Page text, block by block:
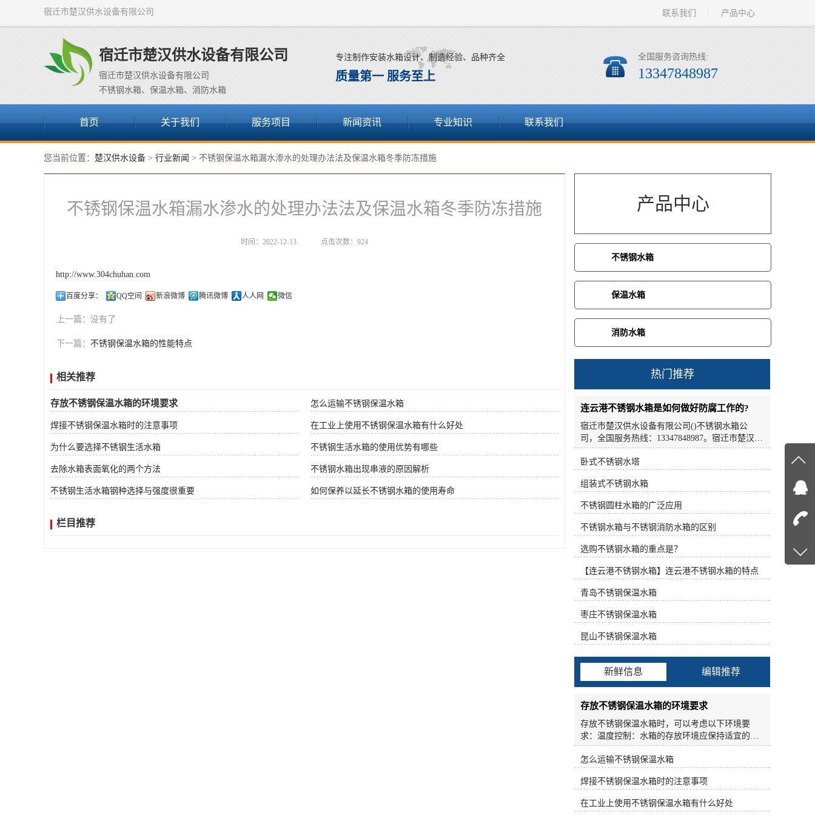
宿迁市楚汉供水设备有限公司 联系我们 产品中心
宿迁市楚汉供水设备有限公司
宿迁市楚汉供水设备有限公司
不锈钢水箱、保温水箱、消防水箱
专注制作安装水箱设计、制造经验、品种齐全
质量第一 服务至上
全国服务咨询热线:
13347848987
首页 关于我们 服务项目 新闻资讯 专业知识 联系我们
您当前位置： 楚汉供水设备 > 行业新闻 > 不锈钢保温水箱漏水渗水的处理办法法及保温水箱冬季防冻措施
不锈钢保温水箱漏水渗水的处理办法法及保温水箱冬季防冻措施
时间：2022-12-13 点击次数：924
http://www.304chuhan.com
百度分享： QQ空间 新浪微博 腾讯微博 人人网 微信
上一篇： 没有了
下一篇： 不锈钢保温水箱的性能特点
相关推荐
存放不锈钢保温水箱的环境要求 怎么运输不锈钢保温水箱
焊接不锈钢保温水箱时的注意事项 在工业上使用不锈钢保温水箱有什么好处
为什么要选择不锈钢生活水箱 不锈钢生活水箱的使用优势有哪些
去除水箱表面氧化的两个方法 不锈钢水箱出现串液的原因解析
不锈钢生活水箱钢种选择与强度很重要 如何保养以延长不锈钢水箱的使用寿命
栏目推荐
产品中心
不锈钢水箱
保温水箱
消防水箱
热门推荐
连云港不锈钢水箱是如何做好防腐工作的?
宿迁市楚汉供水设备有限公司()不锈钢水箱公
司，全国服务热线：13347848987。宿迁市楚汉供
水设备有限公司批量供应不锈钢水箱。不锈钢水
箱是如何做好防腐工作的?接下来小编就为大家简
店、办公室、公寓、科研教学楼、食品加工、医
疗卫生、电子工业等水质要求较高的场所。不锈
钢水箱是继玻璃水箱之后的新一代储水设备。产
品采用全不锈钢板制造，美观、经济、实用，主
体性能良好。与其它水箱相比，不锈钢高位水箱
具有重量轻、强度高、耐腐蚀、耐高温、水质洁
净、抗渗、抗震、不结青苔、安装方便、无需维
护、清洗方便等优点。不锈钢表面处理技术主要
表面着色。表面增白处理：不锈钢在加工过程
中，经过卷取、封边、焊接或人工表面加热处
理，不锈钢管、不锈钢棒、不锈钢丝、不锈钢消
防水箱产生黑色氧化皮。这种坚硬的灰黑色氧化
皮主要由NiCr2O4和NiFeO4组成，以前常用氢氟
酸和硝酸作强腐蚀去除。但这种方法成本高，污
染环境，对人体有害，腐蚀性强，逐步消除。目
前，氧化皮的治疗主要有两种方法。不锈钢水箱
源。水箱周围(>500mm)检修空间无污染。充水2-
3h，罐体无明显变形，焊缝合格，无渗漏。在使
用、维修和维护水箱管道时，不要对管道进出口
施加过大的负荷。不要将阀门和大口径管道的重
量直接施加到水箱喷嘴上，必要时应设置管支
架：焊管的胀缩和振动必须安装柔性伸缩接头。
冲压不锈钢板焊接水箱是由不锈钢板冲压出的钢
筋和不锈钢焊接带一体而成。结构简单，强度
好，可生产大容量水箱。由于箱体采用不锈钢板
卧式不锈钢水塔
组装式不锈钢水箱
不锈钢圆柱水箱的广泛应用
不锈钢水箱与不锈钢消防水箱的区别
选购不锈钢水箱的重点是？
【连云港不锈钢水箱】连云港不锈钢水箱的特点
青岛不锈钢保温水箱
枣庄不锈钢保温水箱
昆山不锈钢保温水箱
新鲜信息 编辑推荐
存放不锈钢保温水箱的环境要求
存放不锈钢保温水箱时，可以考虑以下环境要
求：温度控制：水箱的存放环境应保持适宜的温
度，避免过高或过低温度对不锈钢和保温材料产
生不利影响。一般来说，室温范围（15-25摄氏
锈钢保温水箱存放的环境应尽量避免潮湿和高湿
度的情况，特别是长时间暴露在潮湿环境中容易
导致水箱表面腐蚀和保温材料受潮。避免直接阳
怎么运输不锈钢保温水箱
焊接不锈钢保温水箱时的注意事项
在工业上使用不锈钢保温水箱有什么好处